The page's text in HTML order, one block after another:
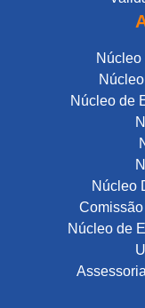
Núcleo de
Núcleo
Núcleo de